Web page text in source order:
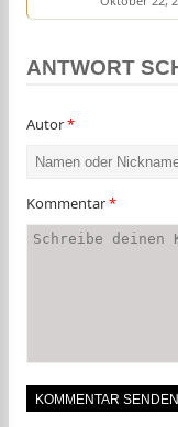
ANTWORT
Autor*
Kommentar*